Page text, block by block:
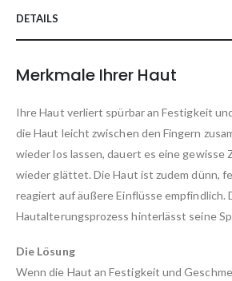
DETAILS
Merkmale Ihrer Haut
Ihre Haut verliert spürbar an Festigkeit
die Haut leicht zwischen den Fingern
wieder los lassen, dauert es eine gewisse
wieder glättet. Die Haut ist zudem dünn,
reagiert auf äußere Einflüsse empfindlich.
Hautalterungsprozess hinterlässt seine
Die Lösung
Wenn die Haut an Festigkeit und